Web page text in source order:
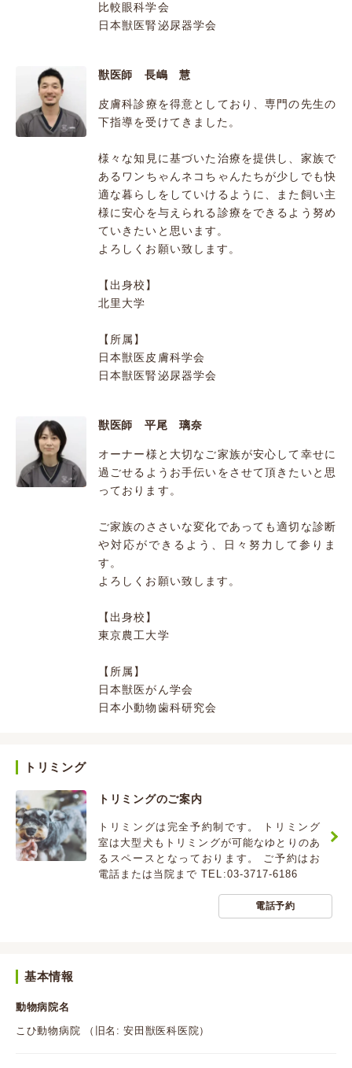
比較眼科学会
日本獣医腎泌尿器学会
獣医師 長嶋 慧
皮膚科診療を得意としており、専門の先生の
下指導を受けてきました。
様々な知見に基づいた治療を提供し、家族で
あるワンちゃんネコちゃんたちが少しでも快
適な暮らしをしていけるように、また飼い主
様に安心を与えられる診療をできるよう努め
ていきたいと思います。
よろしくお願い致します。
【出身校】
北里大学
【所属】
日本獣医皮膚科学会
日本獣医腎泌尿器学会
獣医師 平尾 璃奈
オーナー様と大切なご家族が安心して幸せに
過ごせるようお手伝いをさせて頂きたいと思
っております。
ご家族のささいな変化であっても適切な診断
や対応ができるよう、日々努力して参りま
す。
よろしくお願い致します。
【出身校】
東京農工大学
【所属】
日本獣医がん学会
日本小動物歯科研究会
トリミング
トリミングのご案内
トリミングは完全予約制です。 トリミング
室は大型犬もトリミングが可能なゆとりのあ
るスペースとなっております。 ご予約はお
電話または当院まで TEL:03-3717-6186
電話予約
基本情報
動物病院名
こひ動物病院 （旧名: 安田獣医科医院）